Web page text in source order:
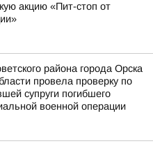
акцию «Пит-стоп от
района города Орска
провела проверку по
супруги погибшего
военной операции